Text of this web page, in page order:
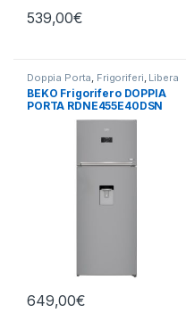
539,00€
Doppia Porta Frigoriferi Libera
Installazione
BEKO Frigorifero DOPPIA
PORTA RDNE455E40DSN
TOTAL NO FROST
649,00€